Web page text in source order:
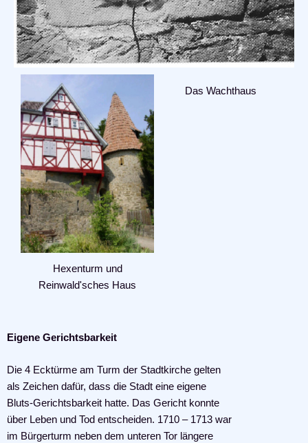
Hexenturm und
Reinwald'sches Haus
Das Wachthaus
Eigene Gerichtsbarkeit
Die 4 Ecktürme am Turm der Stadtkirche gelten
als Zeichen dafür, dass die Stadt eine eigene
Bluts-Gerichtsbarkeit hatte. Das Gericht konnte
über Leben und Tod entscheiden. 1710 – 1713 war
im Bürgerturm neben dem unteren Tor längere